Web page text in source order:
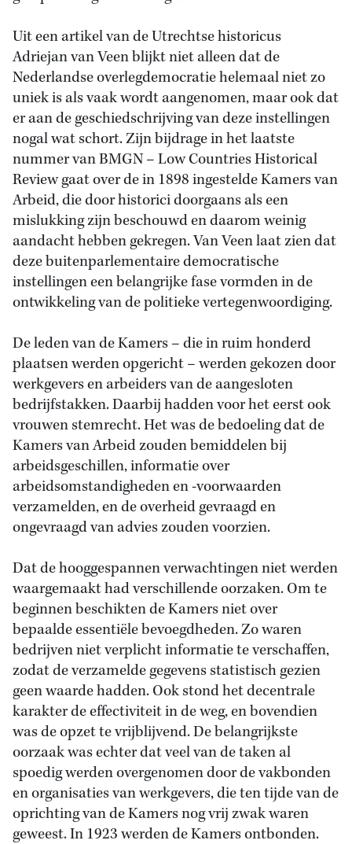
Uit een artikel van de Utrechtse historicus
Adriejan van Veen blijkt niet alleen dat de
Nederlandse overlegdemocratie helemaal niet zo
uniek is als vaak wordt aangenomen, maar ook dat
er aan de geschiedschrijving van deze instellingen
nogal wat schort. Zijn bijdrage in het laatste
nummer van BMGN – Low Countries Historical
Review gaat over de in 1898 ingestelde Kamers van
Arbeid, die door historici doorgaans als een
mislukking zijn beschouwd en daarom weinig
aandacht hebben gekregen. Van Veen laat zien dat
deze buitenparlementaire democratische
instellingen een belangrijke fase vormden in de
ontwikkeling van de politieke vertegenwoordiging.
De leden van de Kamers – die in ruim honderd
plaatsen werden opgericht – werden gekozen door
werkgevers en arbeiders van de aangesloten
bedrijfstakken. Daarbij hadden voor het eerst ook
vrouwen stemrecht. Het was de bedoeling dat de
Kamers van Arbeid zouden bemiddelen bij
arbeidsgeschillen, informatie over
arbeidsomstandigheden en -voorwaarden
verzamelden, en de overheid gevraagd en
ongevraagd van advies zouden voorzien.
Dat de hooggespannen verwachtingen niet werden
waargemaakt had verschillende oorzaken. Om te
beginnen beschikten de Kamers niet over
bepaalde essentiële bevoegdheden. Zo waren
bedrijven niet verplicht informatie te verschaffen,
zodat de verzamelde gegevens statistisch gezien
geen waarde hadden. Ook stond het decentrale
karakter de effectiviteit in de weg, en bovendien
was de opzet te vrijblijvend. De belangrijkste
oorzaak was echter dat veel van de taken al
spoedig werden overgenomen door de vakbonden
en organisaties van werkgevers, die ten tijde van de
oprichting van de Kamers nog vrij zwak waren
geweest. In 1923 werden de Kamers ontbonden.